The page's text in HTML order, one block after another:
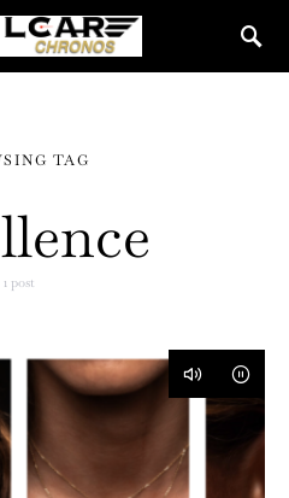
TAG
1 post